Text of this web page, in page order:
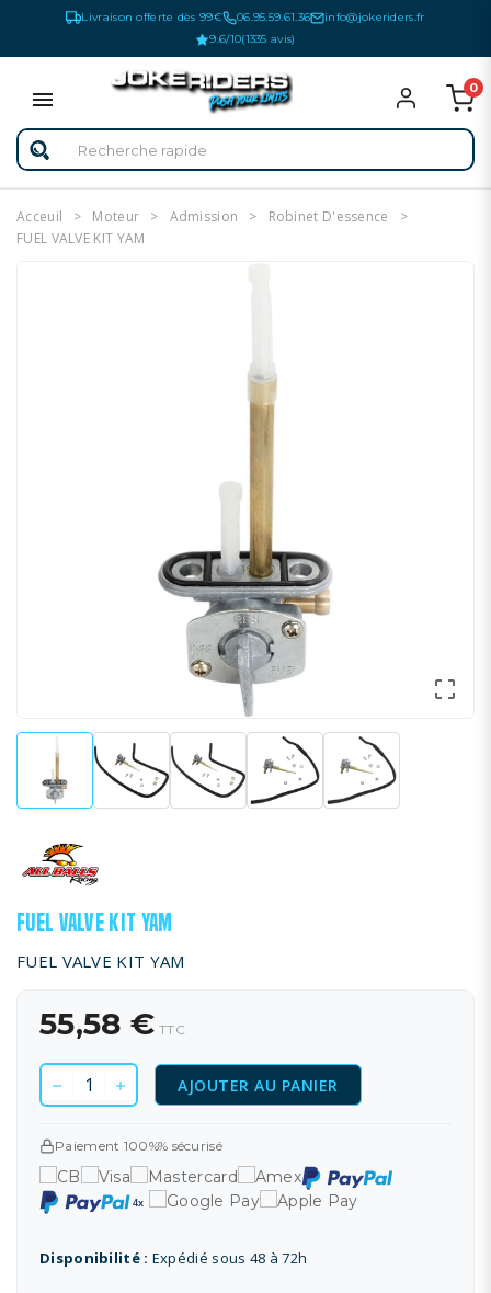
Livraison offerte dès 99€ 06.95.59.61.36
info@jokeriders.fr
9.6/10(1335 avis)
0
Acceuil Moteur Admission
Robinet D'essence
FUEL VALVE KIT YAM

FUEL VALVE KIT YAM
FUEL VALVE KIT YAM
55,58 € TTC
AJOUTER AU PANIER
Paiement 100%% sécurisé
Disponibilité : Expédié sous 48 à 72h